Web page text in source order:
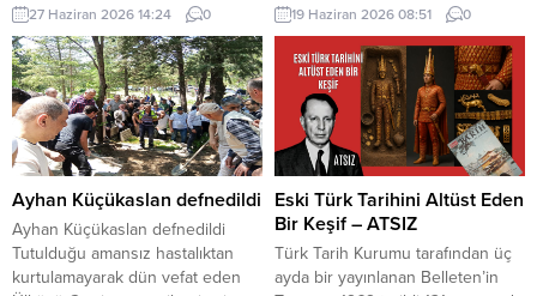
yardımıyla göndere çekti. O anlar
cep telefonu kamerası tarafından
kaydedildi. Yerden kaldırıp öptüler
Kemerköprü Mahallesi’nde dün
akşam saatlerinde Cumhuriyet
Parkı içerisindeki direkte bulunan
Türk bayrağı rüzgar nedeniyle
ipinin kopmasıyla yere düştü. Bu
sırada parkta oynayan çocuklar
yere...
27 Haziran 2026 14:24 0
Topsakal AB parlamentosuna
cevap verdi: Avrupa
Parlamentosu tarafından 17
Haziran 2026 tarihinde kabul
edilen Türkiye Raporu, teknik bir
ilerleme belgesi olmaktan ziyade,
Türkiye-AB ilişkilerinin gerilimli fay
hatlarını derinleştiren ve
Ankara’nın stratejik özerkliğini
hedef alan bir siyasi pozisyon
belgesi niteliğindedir. Raporun
içeriği, Türkiye’nin iç siyasi
19 Haziran 2026 08:51 0
Ayhan Küçükaslan defnedildi
Ayhan Küçükaslan defnedildi
Tutulduğu amansız hastalıktan
kurtulamayarak dün vefat eden
Eski Türk Tarihini Altüst Eden
Bir Keşif – ATSIZ
Türk Tarih Kurumu tarafından üç
ayda bir yayınlanan Belleten’in